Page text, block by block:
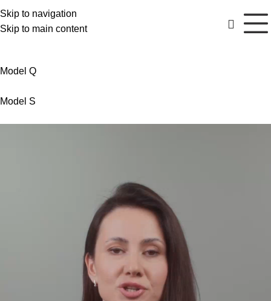
Skip to navigation
Skip to main content
Model Q
Model S